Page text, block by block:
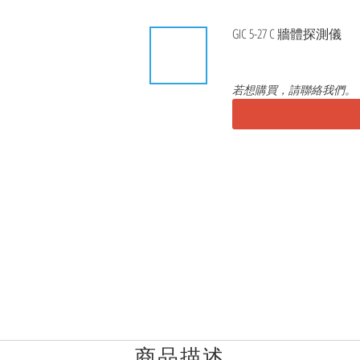
GIC 5-27 C 牆體探測儀
若想購買，請聯絡我們。